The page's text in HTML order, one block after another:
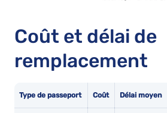
Coût et délai de
remplacement
Type de passeport Coût Délai moyen